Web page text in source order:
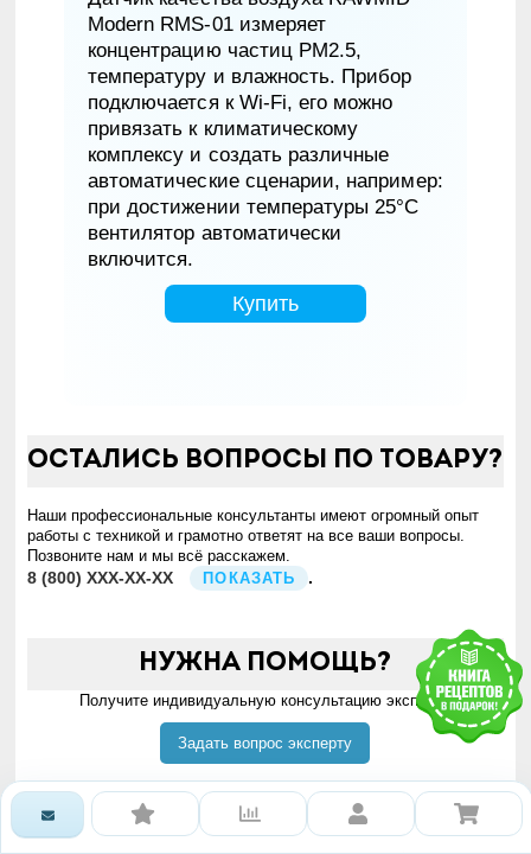
Modern RMS-01 измеряет
концентрацию частиц PM2.5,
температуру и влажность. Прибор
подключается к Wi-Fi, его можно
привязать к климатическому
комплексу и создать различные
автоматические сценарии, например:
при достижении температуры 25°С
вентилятор автоматически
включится.
Купить
Остались вопросы по товару?
Наши профессиональные консультанты имеют огромный опыт
работы с техникой и грамотно ответят на все ваши вопросы.
Позвоните нам и мы всё расскажем.
8 (800)XXX-XX-XX ПОКАЗАТЬ .
Нужна помощь?
Получите индивидуальную консультацию эксперта
Задать вопрос эксперту
ИЛИ